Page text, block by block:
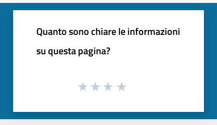
Quanto sono chiare le informazioni
su questa pagina?